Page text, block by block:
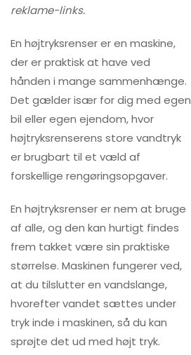
reklame-links.
En højtryksrenser er en maskine,
der er praktisk at have ved
hånden i mange sammenhænge.
Det gælder især for dig med egen
bil eller egen ejendom, hvor
højtryksrenserens store vandtryk
er brugbart til et væld af
forskellige rengøringsopgaver.
En højtryksrenser er nem at bruge
af alle, og den kan hurtigt findes
frem takket være sin praktiske
størrelse. Maskinen fungerer ved,
at du tilslutter en vandslange,
hvorefter vandet sættes under
tryk inde i maskinen, så du kan
sprøjte det ud med højt tryk.